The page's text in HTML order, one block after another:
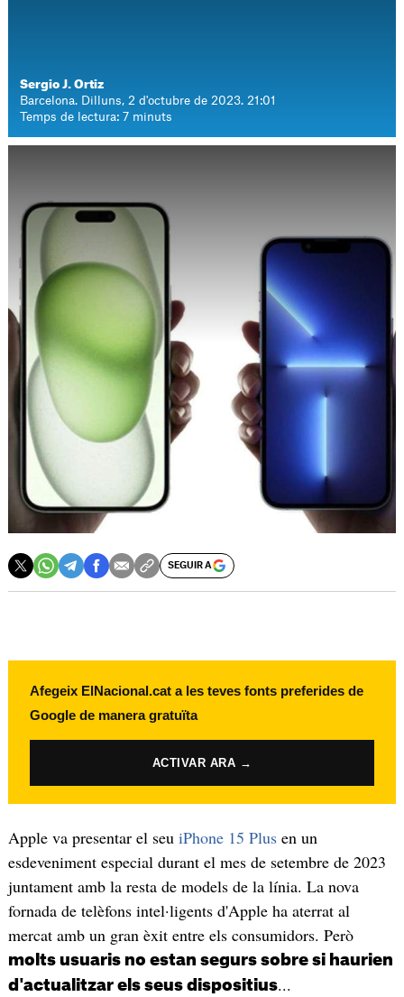
Sergio J. Ortiz
Barcelona. Dilluns, 2 d'octubre de 2023. 21:01
Temps de lectura: 7 minuts
SEGUIR A
Afegeix ElNacional.cat a les teves fonts preferides de
Google de manera gratuïta
ACTIVAR ARA →
Apple va presentar el seu iPhone 15 Plusen un
esdeveniment especial durant el mes de setembre de 2023
juntament amb la resta de models de la línia. La nova
fornada de telèfons intel·ligents d'Apple ha aterrat al
mercat amb un gran èxit entre els consumidors. Però
molts usuaris no estan segurs sobre si haurien
d'actualitzar els seus dispositius...